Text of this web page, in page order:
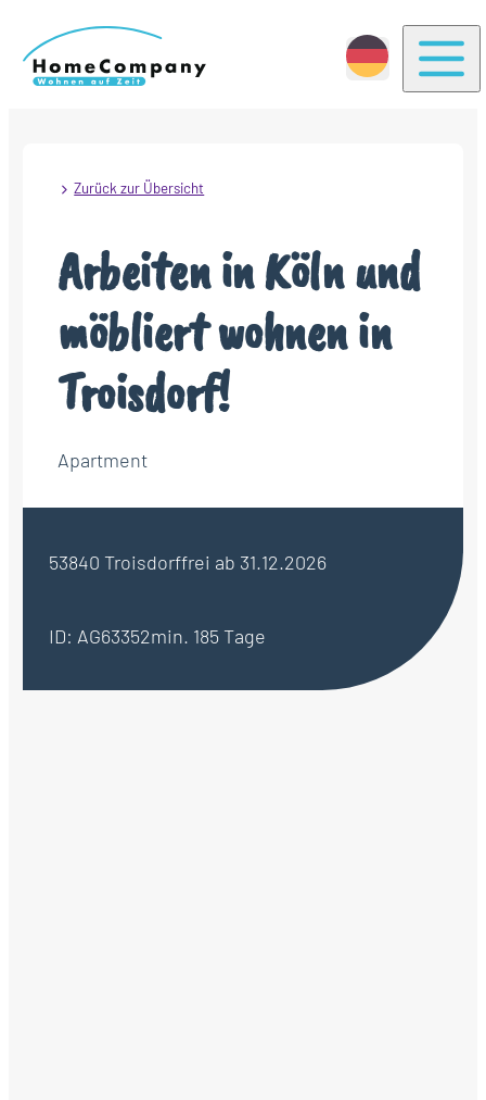
Zurück zur Übersicht
Arbeiten in Köln und
möbliert wohnen in
Troisdorf!
Apartment
53840 Troisdorffrei ab 31.12.2026
ID: AG63352min. 185 Tage